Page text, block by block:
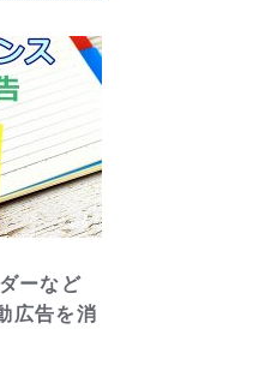
ーなど
広告を消